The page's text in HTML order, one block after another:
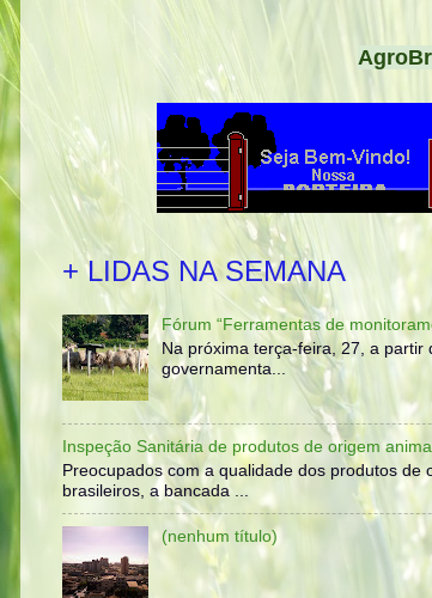
+ LIDAS NA SEMANA
Fórum “Ferramentas de
Na próxima terça-feira, 27, a
governamenta...
Inspeção Sanitária de produtos de origem
Preocupados com a qualidade dos produtos
brasileiros, a bancada ...
(nenhum título)